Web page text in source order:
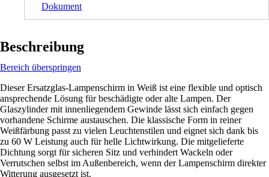
Dokument
Beschreibung
Bereich überspringen
Dieser Ersatzglas-Lampenschirm in Weiß ist eine flexible und optisch
ansprechende Lösung für beschädigte oder alte Lampen. Der
Glaszylinder mit innenliegendem Gewinde lässt sich einfach gegen
vorhandene Schirme austauschen. Die klassische Form in reiner
Weißfärbung passt zu vielen Leuchtenstilen und eignet sich dank bis
zu 60 W Leistung auch für helle Lichtwirkung. Die mitgelieferte
Dichtung sorgt für sicheren Sitz und verhindert Wackeln oder
Verrutschen selbst im Außenbereich, wenn der Lampenschirm direkter
Witterung ausgesetzt ist.